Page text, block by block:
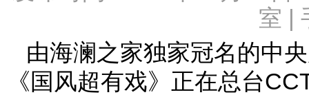
室 |
由海澜之家独家冠名的中
《国风超有戏》正在总台